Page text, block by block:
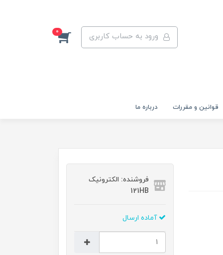
ورود به حساب کاربری 0
قوانين و مقررات درباره ما
فروشنده: الکترونیک
121HB
آماده ارسال